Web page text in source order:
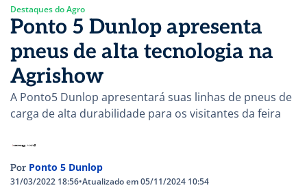
Destaques do Agro
Ponto 5 Dunlop apresenta
pneus de alta tecnologia na
Agrishow
A Ponto5 Dunlop apresentará suas linhas de pneus de
carga de alta durabilidade para os visitantes da feira
Por Ponto 5 Dunlop
31/03/2022 18:56•Atualizado em 05/11/2024 10:54